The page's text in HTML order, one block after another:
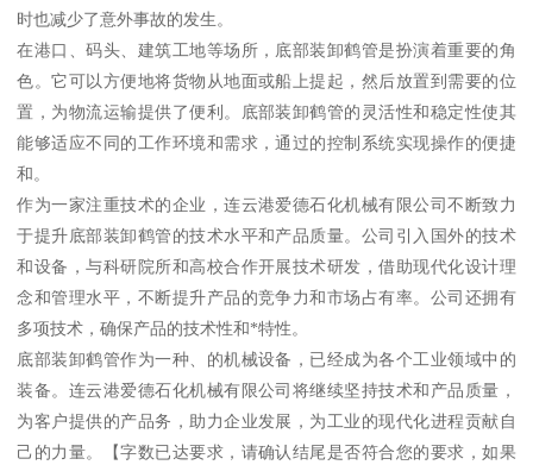
时也减少了意外事故的发生。
在港口、码头、建筑工地等场所，底部装卸鹤管是扮演着重要的角
色。它可以方便地将货物从地面或船上提起，然后放置到需要的位
置，为物流运输提供了便利。底部装卸鹤管的灵活性和稳定性使其
能够适应不同的工作环境和需求，通过的控制系统实现操作的便捷
和。
作为一家注重技术的企业，连云港爱德石化机械有限公司不断致力
于提升底部装卸鹤管的技术水平和产品质量。公司引入国外的技术
和设备，与科研院所和高校合作开展技术研发，借助现代化设计理
念和管理水平，不断提升产品的竞争力和市场占有率。公司还拥有
多项技术，确保产品的技术性和*特性。
底部装卸鹤管作为一种、的机械设备，已经成为各个工业领域中的
装备。连云港爱德石化机械有限公司将继续坚持技术和产品质量，
为客户提供的产品务，助力企业发展，为工业的现代化进程贡献自
己的力量。【字数已达要求，请确认结尾是否符合您的要求，如果